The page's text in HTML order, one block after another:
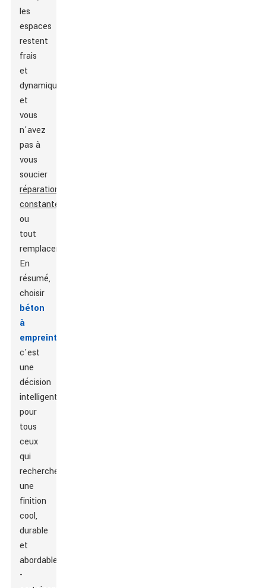
les
espaces
restent
frais
et
dynamiques,
et
vous
n'avez
pas à
vous
soucier
réparations
constantes
ou
tout
remplacer.
En
résumé,
choisir
béton
à
empreinte
c'est
une
décision
intelligente
pour
tous
ceux
qui
recherchent
une
finition
cool,
durable
et
abordable
-